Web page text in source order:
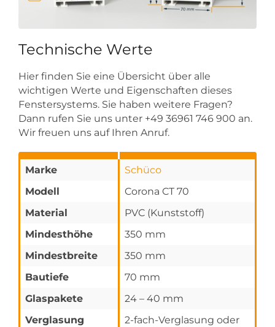
Technische Werte
Hier finden Sie eine Übersicht über alle
wichtigen Werte und Eigenschaften dieses
Fenstersystems. Sie haben weitere Fragen?
Dann rufen Sie uns unter +49 36961 746 900 an.
Wir freuen uns auf Ihren Anruf.
Marke
Schüco
Modell
Corona CT 70
Material
PVC (Kunststoff)
Mindesthöhe
350 mm
Mindestbreite
350 mm
Bautiefe
70 mm
Glaspakete
24 – 40 mm
Verglasung
2-fach-Verglasung oder